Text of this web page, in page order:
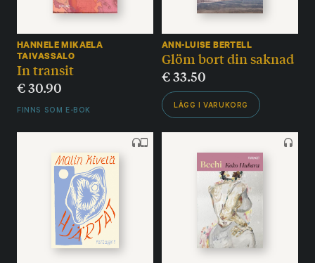
HANNELE MIKAELA
TAIVASSALO
In transit
€30.90
FINNS SOM E-BOK
ANN-LUISE BERTELL
Glöm bort din saknad
€33.50
LÄGG I VARUKORG